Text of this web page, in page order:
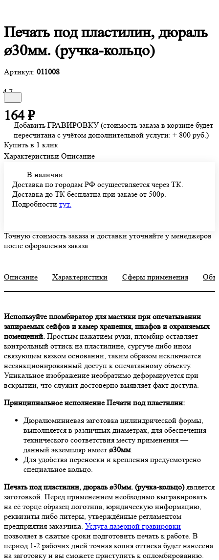
Печать под пластилин, дюраль
ø30мм. (ручка-кольцо)
Артикул: 011008
4.7
164 ₽
Добавить ГРАВИРОВКУ (стоимость заказа в корзине будет
пересчитана с учётом дополнительной услуги: + 800 руб.)
Купить в 1 клик
Характеристики Описание
В наличии
Доставка по городам РФ осуществляется через ТК.
Доставка до ТК бесплатна при заказе от 500р.
Подробности тут.
Точную стоимость заказа и доставки уточняйте у менеджеров
после оформления заказа
Описание Характеристики Сферы применения
Используйте пломбиратор для мастики при опечатывании
запираемых сейфов и камер хранения, шкафов и охраняемых
помещений. Простым нажатием руки, пломбир оставляет
контрольный оттиск на пластилине, сургуче либо ином
связующем вязком основании, таким образом исключается
несанкционированный доступ к опечатанному объекту.
Уникальное изображение необратимо деформируется при
вскрытии, что служит достоверно выявляет факт доступа.
Принципиальное исполнение Печати под пластилин:
Дюралюминиевая заготовка цилиндрической формы,
выполняется в различных диаметрах, для обеспечения
технического соответствия месту применения —
данный экземпляр имеет ø30мм.
Для удобства переноски и крепления предусмотрено
специальное кольцо.
Печать под пластилин, дюраль ø30мм. (ручка-кольцо)является
заготовкой. Перед применением необходимо выгравировать
на её торце образец логотипа, юридическую информацию,
реквизиты либо литеры, утверждённые регламентом
предприятия заказчика. Услуга лазерной гравировки
позволяет в сжатые сроки подготовить печать к работе. В
период 1-2 рабочих дней точная копия оттиска будет нанесена
на заготовку и вы сможете приступить к опломбированию.